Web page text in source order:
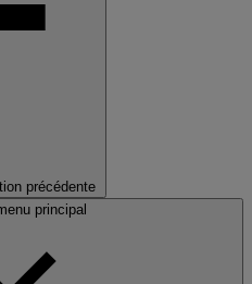
précédente
principal